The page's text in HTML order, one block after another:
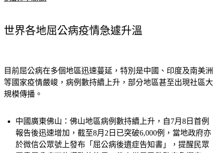
世界各地屈公病疫情急遽升溫
目前屈公病在多個地區迅速蔓延，特別是中國、印度及南美洲
等國家疫情嚴峻，病例數持續上升，部分地區甚至出現社區大
規模傳播。
中國廣東佛山：佛山地區病例數持續上升，自7月8日首例
報告後迅速增加，截至8月2日已突破6,000例，當地政府亦
於微信公眾號上發布「屈公病後遺症告知書」，提醒民眾